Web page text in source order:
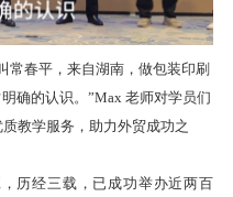
常春平，来自湖南，做包装印刷
确的认识。”Max 老师对学员们
教学服务，助力外贸成功之
历经三载，已成功举办近两百